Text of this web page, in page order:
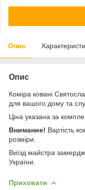
Опис
Опис
Коміра ковані
для вашого дому та
Ціна указана за
Внимание! Вартість
розміри.
Виїзд майстра
України.
Приховати